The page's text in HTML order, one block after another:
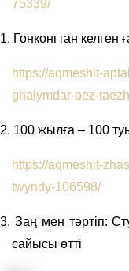
75339/
Гонконгтан келген
https://aqmeshit-
ghalymdar-oez-
100 жылға – 100
https://aqmeshit-
twyndy-106598/
Заң мен тәртіп:
сайысы өтті